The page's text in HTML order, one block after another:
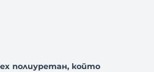
полиуретан, който